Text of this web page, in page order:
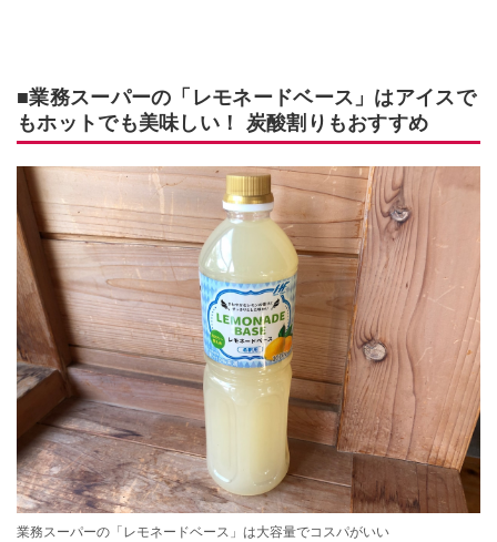
■業務スーパーの「レモネードベース」はアイスで
もホットでも美味しい！ 炭酸割りもおすすめ
業務スーパーの「レモネードベース」は大容量でコスパがいい